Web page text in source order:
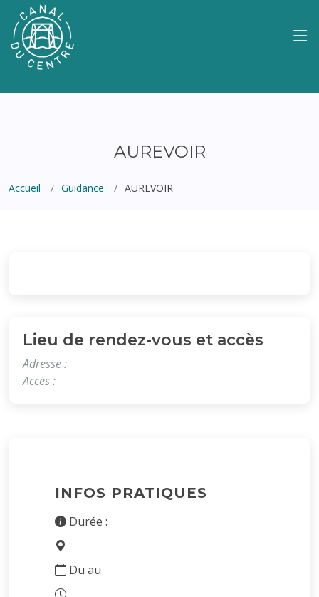
AUREVOIR
Accueil Guidance AUREVOIR
Lieu de rendez-vous et accès
Adresse :
Accès :
INFOS PRATIQUES
Durée :
Du au